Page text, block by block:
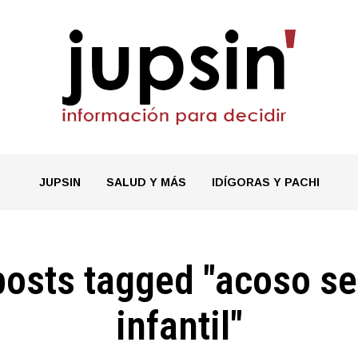
JUPSIN SALUD Y MÁS IDÍGORAS Y PACHI
tagged "acoso
infantil"